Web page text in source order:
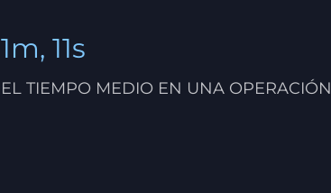
1m, 11s
EL TIEMPO MEDIO EN UNA OPERACIÓN